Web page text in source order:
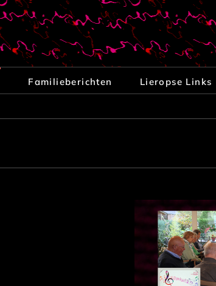
Familieberichten Lieropse Links